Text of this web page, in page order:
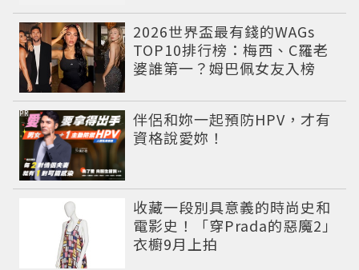
2026世界盃最有錢的WAGs
TOP10排行榜：梅西、C羅老
婆誰第一？姆巴佩女友入榜
伴侶和妳一起預防HPV，才有
資格說愛妳！
PR
收藏一段別具意義的時尚史和
電影史！「穿Prada的惡魔2」
衣櫥9月上拍